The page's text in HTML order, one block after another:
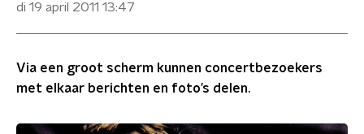
di 19 april 2011 13:47
Via een groot scherm kunnen concertbezoekers
met elkaar berichten en foto’s delen.